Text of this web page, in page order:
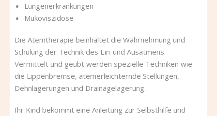
Lungenerkrankungen
Mukoviszidose
Die Atemtherapie beinhaltet die Wahrnehmung und
Schulung der Technik des Ein-und Ausatmens.
Vermittelt und geübt werden spezielle Techniken wie
die Lippenbremse, atemerleichternde Stellungen,
Dehnlagerungen und Drainagelagerung.
Ihr Kind bekommt eine Anleitung zur Selbsthilfe und